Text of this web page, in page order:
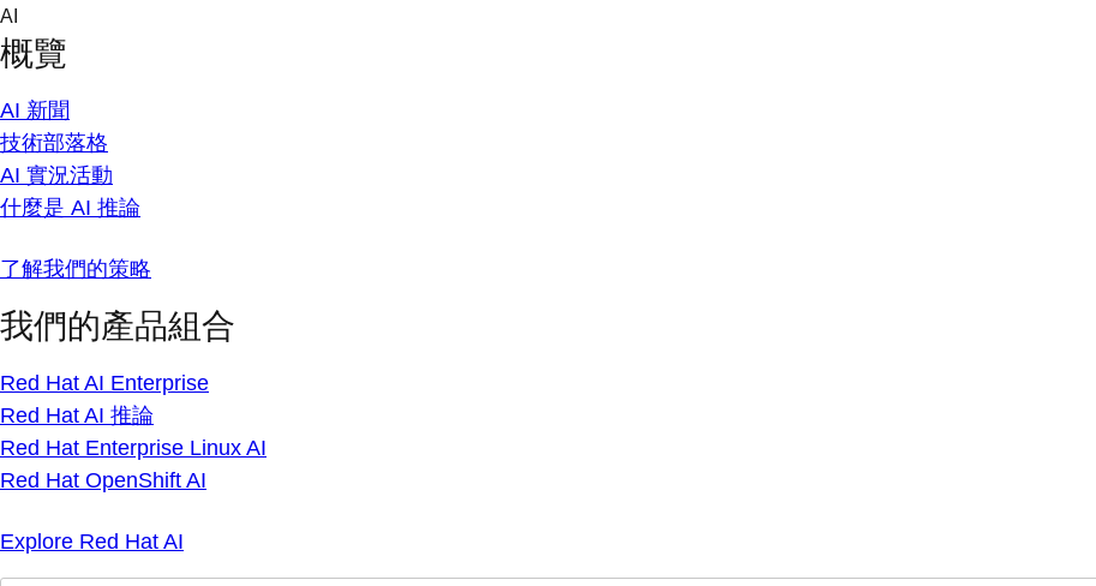
Skip
content
AI
概覽
AI 新聞
技術部落格
AI 實況活動
什麼是 AI 推論
了解我們的策略
我們的產品組合
Red Hat AI Enterprise
Red Hat AI 推論
Red Hat Enterprise Linux AI
Red Hat OpenShift AI
Explore Red Hat AI